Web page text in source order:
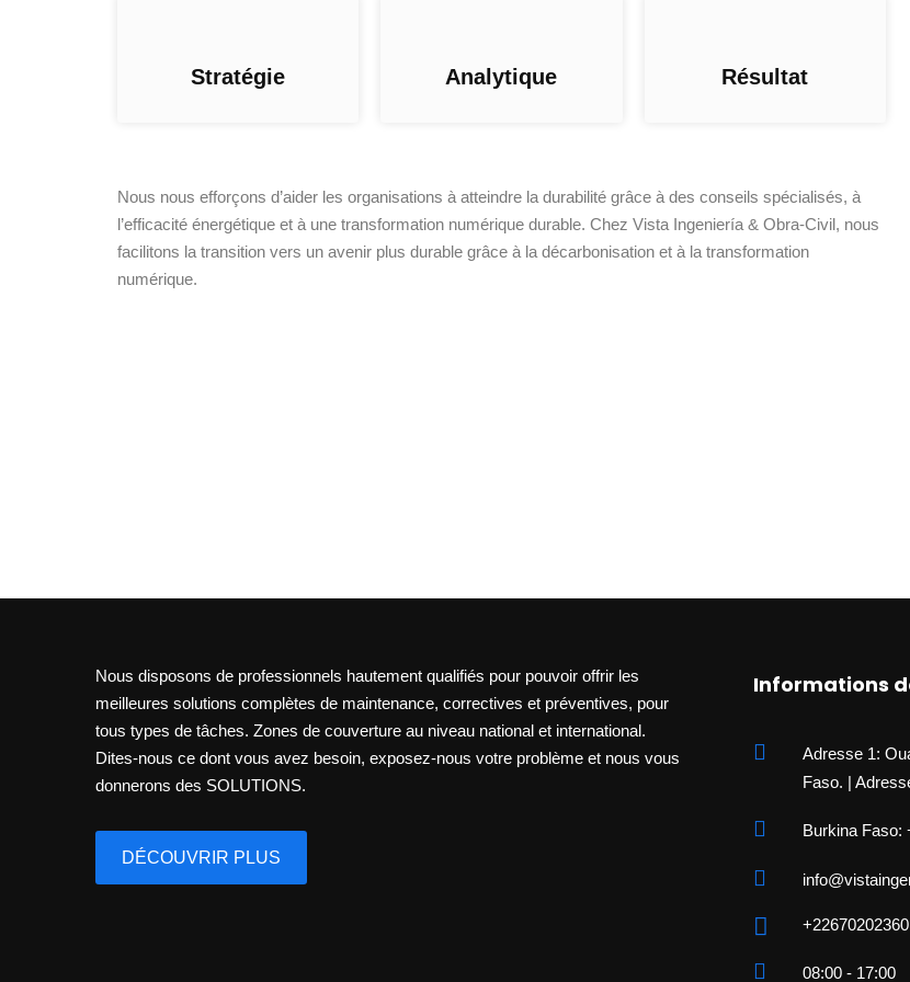
Stratégie Analytique Résultat
Nous nous efforçons d’aider les organisations à atteindre la durabilité grâce à des conseils spécialisés, à
l’efficacité énergétique et à une transformation numérique durable. Chez Vista Ingeniería & Obra-Civil, nous
facilitons la transition vers un avenir plus durable grâce à la décarbonisation et à la transformation
numérique.
Nous disposons de professionnels hautement qualifiés pour pouvoir offrir les
meilleures solutions complètes de maintenance, correctives et préventives, pour
tous types de tâches. Zones de couverture au niveau national et international.
Dites-nous ce dont vous avez besoin, exposez-nous votre problème et nous vous
donnerons des SOLUTIONS.
DÉCOUVRIR PLUS
Informations
Adresse 1:
Faso. |
Burkina Faso:
+22670202360
08:00 - 17:00